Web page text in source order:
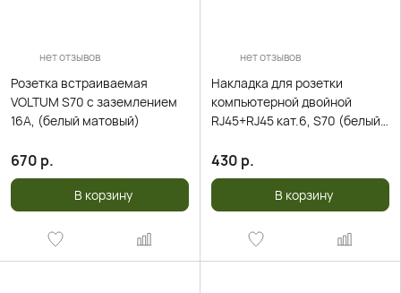
нет отзывов
Розетка встраиваемая
VOLTUM S70 с заземлением
16А, (белый матовый)
670 р.
В корзину
нет отзывов
Накладка для розетки
компьютерной двойной
RJ45+RJ45 кат.6, S70 (белый
430 р.
В корзину